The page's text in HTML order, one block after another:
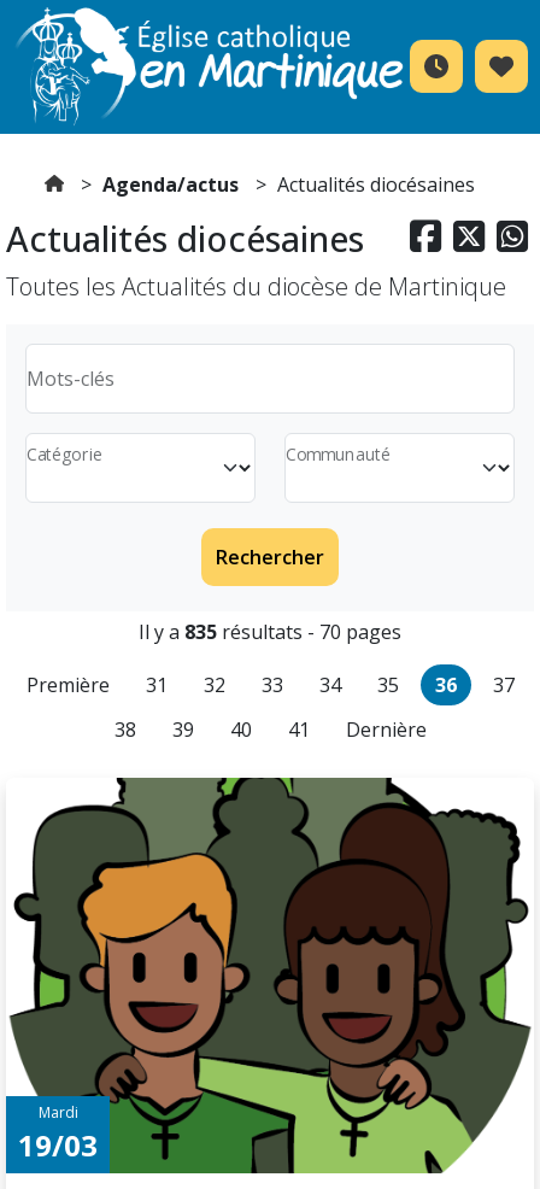
Agenda/actus Actualités diocésaines
  
Actualités diocésaines
Toutes les Actualités du diocèse de Martinique
Mots-clés
Catégorie Communauté
Rechercher
Il y a 835 résultats - 70 pages
Première
31 32 33 34 35 36
37
38
39 40 41 Dernière
Mardi
19/03